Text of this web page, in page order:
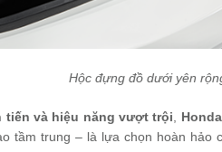
Hộc đựng đồ dưới yên
tiến và hiệu năng vượt trội
tầm trung – là lựa chọn hoàn